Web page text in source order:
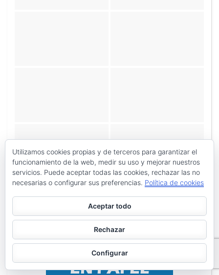
de 2 › »
Utilizamos cookies propias y de terceros para garantizar el
funcionamiento de la web, medir su uso y mejorar nuestros
servicios. Puede aceptar todas las cookies, rechazar las no
necesarias o configurar sus preferencias. Política de cookies
Aceptar todo
Rechazar
Configurar